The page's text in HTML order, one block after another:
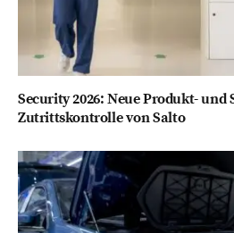
Security 2026: Neue Produkt- und
Zutrittskontrolle von Salto